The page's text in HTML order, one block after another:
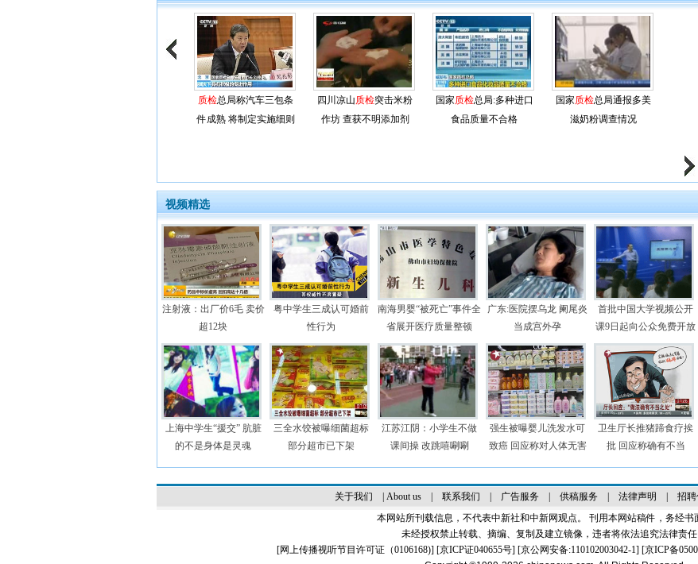
质检总局称汽车三包条
件成熟 将制定实施细则
四川凉山质检突击米粉
作坊 查获不明添加剂
国家质检总局:多种进口
食品质量不合格
国家质检总局通报多美
滋奶粉调查情况
视频精选
注射液：出厂价6毛 卖价
超12块
粤中学生三成认可婚前
性行为
南海男婴“被死亡”事件全
省展开医疗质量整顿
广东:医院摆乌龙 阑尾炎
当成宫外孕
首批中国大学视频公开
课9日起向公众免费开放
上海中学生“援交” 肮脏
的不是身体是灵魂
三全水饺被曝细菌超标
部分超市已下架
江苏江阴：小学生不做
课间操 改跳嘻唰唰
强生被曝婴儿洗发水可
致癌 回应称对人体无害
卫生厅长推猪蹄食疗挨
批 回应称确有不当
关于我们 About us| 联系我们 广告服务| 供稿服务| 法律声明 招聘
本网站所刊载信息，不代表中新社和中新网观点。 刊用本网站稿件，务经书
未经授权禁止转载、摘编、复制及建立镜像，违者将依法追究法律责任
[网上传播视听节目许可证（0106168)] [京ICP证040655号] [京公网安备:110102003042-1] [京ICP备